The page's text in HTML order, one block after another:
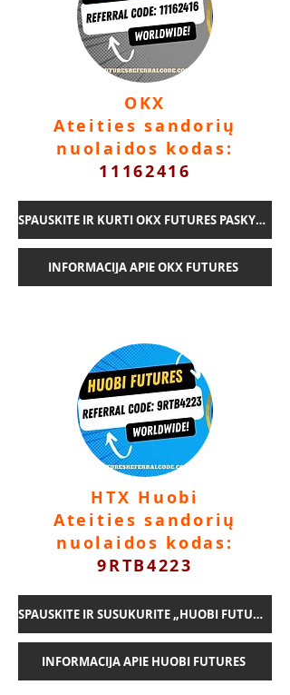
OKX
Ateities sandorių
nuolaidos kodas:
11162416
SPAUSKITE IR KURTI OKX FUTURES PASKYRĄ
INFORMACIJA APIE OKX FUTURES
HTX Huobi
Ateities sandorių
nuolaidos kodas:
9RTB4223
SPAUSKITE IR SUSUKURITE „HUOBI FUTURES“ PASKYRĄ
INFORMACIJA APIE HUOBI FUTURES